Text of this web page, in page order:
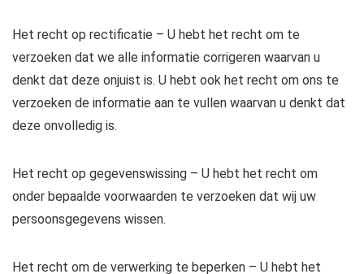
Het recht op rectificatie – U hebt het recht om te
verzoeken dat we alle informatie corrigeren waarvan u
denkt dat deze onjuist is. U hebt ook het recht om ons te
verzoeken de informatie aan te vullen waarvan u denkt dat
deze onvolledig is.
Het recht op gegevenswissing – U hebt het recht om
onder bepaalde voorwaarden te verzoeken dat wij uw
persoonsgegevens wissen.
Het recht om de verwerking te beperken – U hebt het